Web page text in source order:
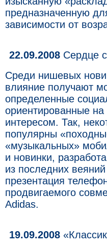
предназначенную
зависимости от
22.09.2008 Сердце
Среди нишевых
влияние получают
определенные
ориентированные
интересом. Так,
популярны
«музыкальных»
и новинки,
из последних
презентация
продвигаемого
Adidas.
19.09.2008